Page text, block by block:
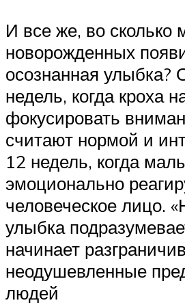
И все же, во сколько
новорожденных
осознанная
недель, когда кроха
фокусировать
считают нормой и
12 недель, когда
эмоционально
человеческое лицо.
улыбка
начинает
неодушевленные
людей